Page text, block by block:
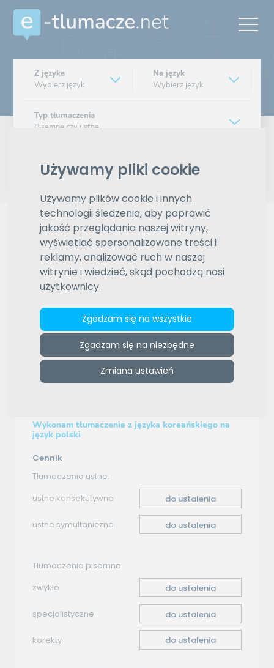
Używamy pliki cookie
Używamy plików cookie i innych
technologii śledzenia, aby poprawić
jakość przeglądania naszej witryny,
wyświetlać spersonalizowane treści i
reklamy, analizować ruch w naszej
witrynie i wiedzieć, skąd pochodzą nasi
użytkownicy.
Zgadzam się na wszystkie
Zgadzam się na niezbędne
Zmiana ustawień
Z języka
Wybierz język
Na język
Wybierz język
Typ tłumaczenia
Pisemne czy ustne
Wyszukiwanie zaawansowane
Reklama
ZAMÓW REKLAMĘ W TYM MIEJSCU
e-tlumacze.net >FINPRAW>Oferta tłumaczenia -
koreański–polski
Oferta tłumaczenia
Wykonam tłumaczenie z języka koreańskiego na
język polski
Cennik
Tłumaczenia ustne:
ustne konsekutywne
do ustalenia
ustne symultaniczne do ustalenia
Tłumaczenia pisemne:
zwykłe
do ustalenia
specjalistyczne do ustalenia
korekty do ustalenia